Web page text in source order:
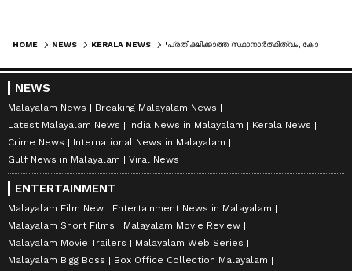
HOME NEWS KERALA NEWS
NEWS
Malayalam News
Breaking Malayalam News
Latest Malayalam News
India News in Malayalam
Kerala News
Crime News
International News in Malayalam
Gulf News in Malayalam
Viral News
ENTERTAINMENT
Malayalam Film New
Entertainment News in Malayalam
Malayalam Short Films
Malayalam Movie Review
Malayalam Movie Trailers
Malayalam Web Series
Malayalam Bigg Boss
Box Office Collection Malayalam